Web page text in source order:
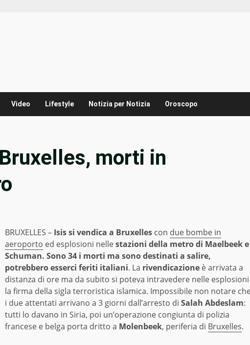
Video Lifestyle Notizia per Notizia Oroscopo
morti in
BRUXELLES – Isis si vendica a Bruxelles con due bombe in
aeroporto ed esplosioni nellestazioni della metro di Maelbeek e
Schuman. Sono 34 i morti ma sono destinati a salire,
potrebbero esserci feriti italiani. La rivendicazione è arrivata a
distanza di ore ma da subito si poteva intravedere nelle esplosioni
la firma della sigla terroristica islamica. Impossibile non notare
i due attentati arrivano a 3 giorni dall’arresto di Salah Abdeslam:
tutti lo davano in Siria, poi un’operazione congiunta di polizia
francese e belga porta dritto a Molenbeek, periferia di Bruxelles.